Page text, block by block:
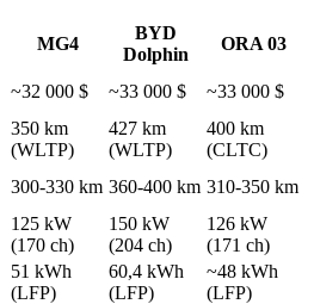
MG4
BYD
Dolphin
ORA 03
~32 000 $ ~33 000 $ ~33 000 $
350 km
(WLTP)
427 km
(WLTP)
400 km
(CLTC)
300-330 km 360-400 km 310-350 km
125 kW
(170 ch)
150 kW
(204 ch)
126 kW
(171 ch)
51 kWh
(LFP)
60,4 kWh
(LFP)
~48 kWh
(LFP)